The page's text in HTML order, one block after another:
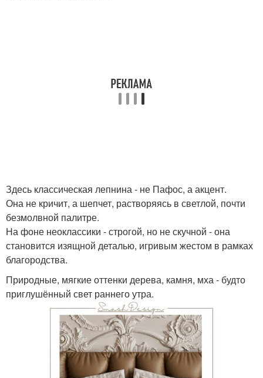
Здесь классическая лепнина - не Пафос, а акцент.
Она не кричит, а шепчет, растворяясь в светлой, почти
безмолвной палитре.
На фоне неоклассики - строгой, но не скучной - она
становится изящной деталью, игривым жестом в рамках
благородства.
Природные, мягкие оттенки дерева, камня, мха - будто
приглушённый свет раннего утра.